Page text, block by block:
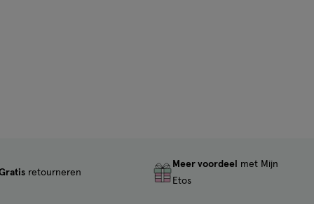
retourneren
Meer voordeel
met Mijn
Etos